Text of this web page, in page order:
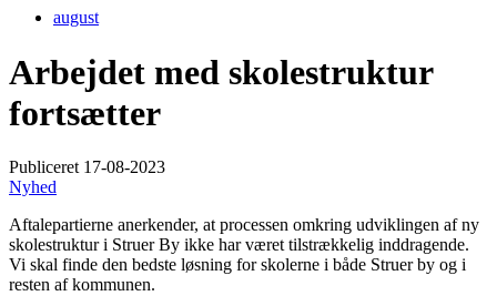
august
Arbejdet med skolestruktur
fortsætter
Publiceret 17-08-2023
Nyhed
Aftalepartierne anerkender, at processen omkring udviklingen af ny
skolestruktur i Struer By ikke har været tilstrækkelig inddragende.
Vi skal finde den bedste løsning for skolerne i både Struer by og i
resten af kommunen.